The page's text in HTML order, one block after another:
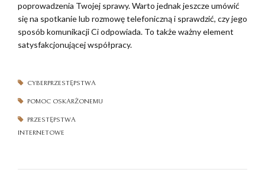
poprowadzenia Twojej sprawy. Warto jednak jeszcze umówić
się na spotkanie lub rozmowę telefoniczną i sprawdzić, czy jego
sposób komunikacji Ci odpowiada. To także ważny element
satysfakcjonującej współpracy.
CYBERPRZESTĘPSTWA
POMOC OSKARŻONEMU
PRZESTĘPSTWA
INTERNETOWE